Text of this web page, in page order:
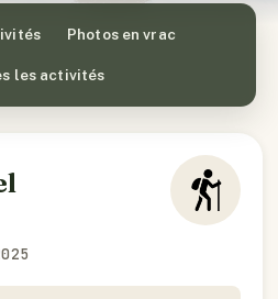
Photos en vrac
les activités